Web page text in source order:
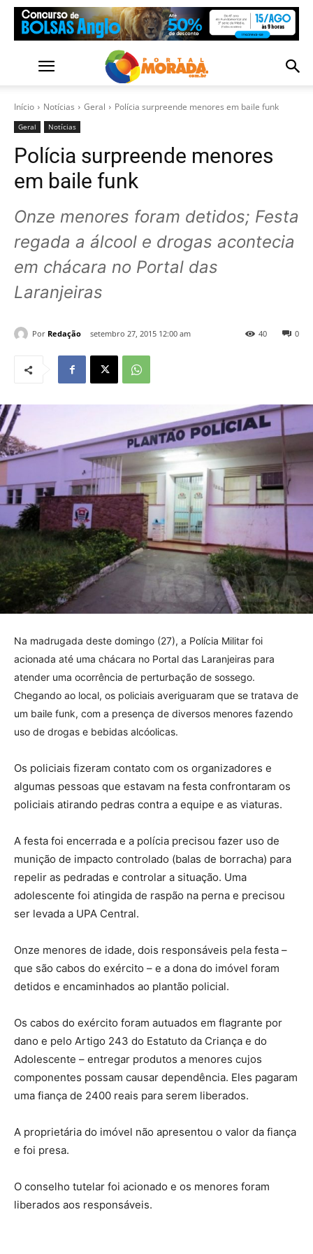
Início Notícias Geral Polícia surpreende menores em baile funk
Geral Notícias
Polícia surpreende menores
em baile funk
Onze menores foram detidos; Festa
regada a álcool e drogas acontecia
em chácara no Portal das
Laranjeiras
Por Redação setembro 27, 2015 12:00 am 0
40
Na madrugada deste domingo (27), a Polícia Militar foi
acionada até uma chácara no Portal das Laranjeiras para
atender uma ocorrência de perturbação de sossego.
Chegando ao local, os policiais averiguaram que se tratava de
um baile funk, com a presença de diversos menores fazendo
uso de drogas e bebidas alcóolicas.
Os policiais fizeram contato com os organizadores e
algumas pessoas que estavam na festa confrontaram os
policiais atirando pedras contra a equipe e as viaturas.
A festa foi encerrada e a polícia precisou fazer uso de
munição de impacto controlado (balas de borracha) para
repelir as pedradas e controlar a situação. Uma
adolescente foi atingida de raspão na perna e precisou
ser levada a UPA Central.
Onze menores de idade, dois responsáveis pela festa –
que são cabos do exército – e a dona do imóvel foram
detidos e encaminhados ao plantão policial.
Os cabos do exército foram autuados em flagrante por
dano e pelo Artigo 243 do Estatuto da Criança e do
Adolescente – entregar produtos a menores cujos
componentes possam causar dependência. Eles pagaram
uma fiança de 2400 reais para serem liberados.
A proprietária do imóvel não apresentou o valor da fiança
e foi presa.
O conselho tutelar foi acionado e os menores foram
liberados aos responsáveis.